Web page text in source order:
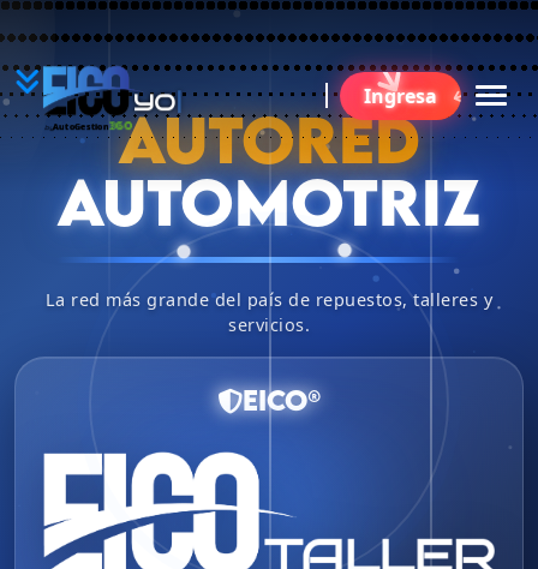
YO
B
AutoGestion 360
Ingresa
AUTORED
AUTOMOTRIZ
La red más grande del país de repuestos, talleres y
servicios.
EICO®